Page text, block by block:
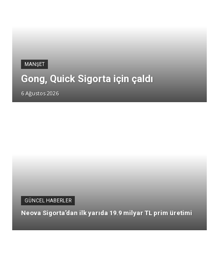
MANŞET
Gong, Quick Sigorta için çaldı
6 Ağustos 2026
GÜNCEL HABERLER
Neova Sigorta’dan ilk yarıda 19.9 milyar TL prim üretimi